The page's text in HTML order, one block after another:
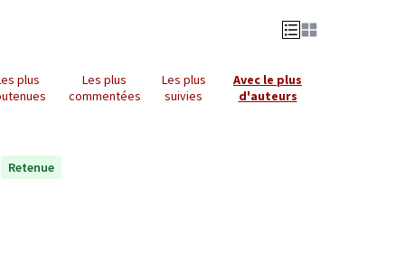
plus
Les plus
commentées
Les plus
suivies
Avec le plus
d'auteurs
Retenue